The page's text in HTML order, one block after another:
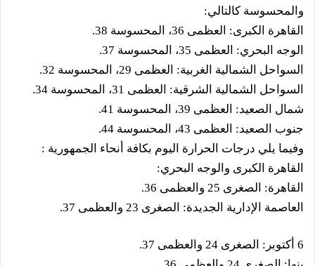
والمحسوسة كالتالي:
القاهرة الكبرى: العظمى 36، المحسوسة 38.
الوجه البحري: العظمى 35، المحسوسة 37.
السواحل الشمالية الغربية: العظمى 29، المحسوسة 32.
السواحل الشمالية الشرقية: العظمى 31، المحسوسة 34.
شمال الصعيد: العظمى 39، المحسوسة 41.
جنوب الصعيد: العظمى 43، المحسوسة 44.
وفيما يلي درجات الحرارة اليوم بكافة أنحاء الجمهورية :
القاهرة الكبرى والوجه البحري:
القاهرة: الصغرى 25 والعظمى 36.
العاصمة الإدارية الجديدة: الصغرى 23 والعظمى 37.
6 أكتوبر: الصغرى 24 والعظمى 37.